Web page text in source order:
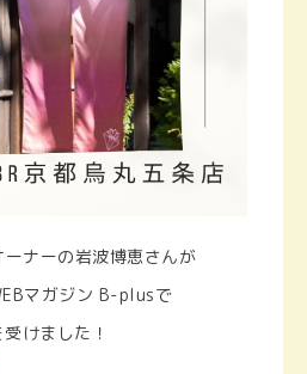
ナーの岩波博恵さんが
マガジン B-plusで
けました！